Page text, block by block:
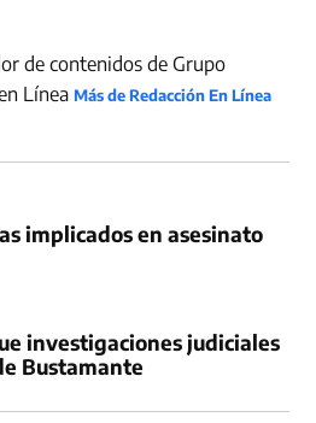
de contenidos de Grupo
LíneaMás de Redacción En Línea
implicados en asesinato
investigaciones judiciales
Bustamante